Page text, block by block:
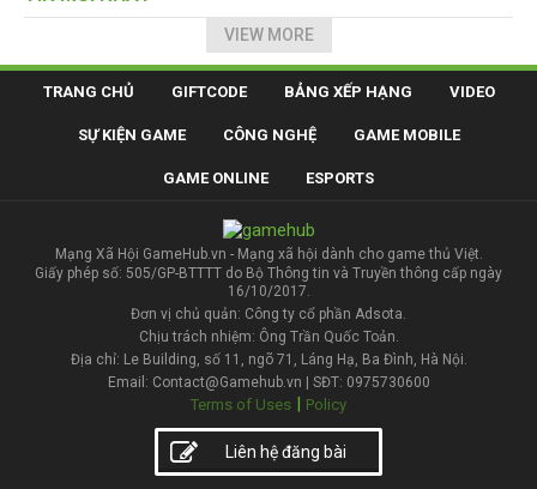
VIEW MORE
TRANG CHỦ GIFTCODE BẢNG XẾP HẠNG VIDEO
SỰ KIỆN GAME CÔNG NGHỆ GAME MOBILE
GAME ONLINE ESPORTS
Mạng Xã Hội GameHub.vn - Mạng xã hội dành cho game thủ Việt.
Giấy phép số: 505/GP-BTTTT do Bộ Thông tin và Truyền thông cấp ngày
16/10/2017.
Đơn vị chủ quản: Công ty cổ phần Adsota.
Chịu trách nhiệm: Ông Trần Quốc Toản.
Địa chỉ: Le Building, số 11, ngõ 71, Láng Hạ, Ba Đình, Hà Nội.
Email: Contact@Gamehub.vn | SĐT: 0975730600
Terms of Uses | Policy
Liên hệ đăng bài